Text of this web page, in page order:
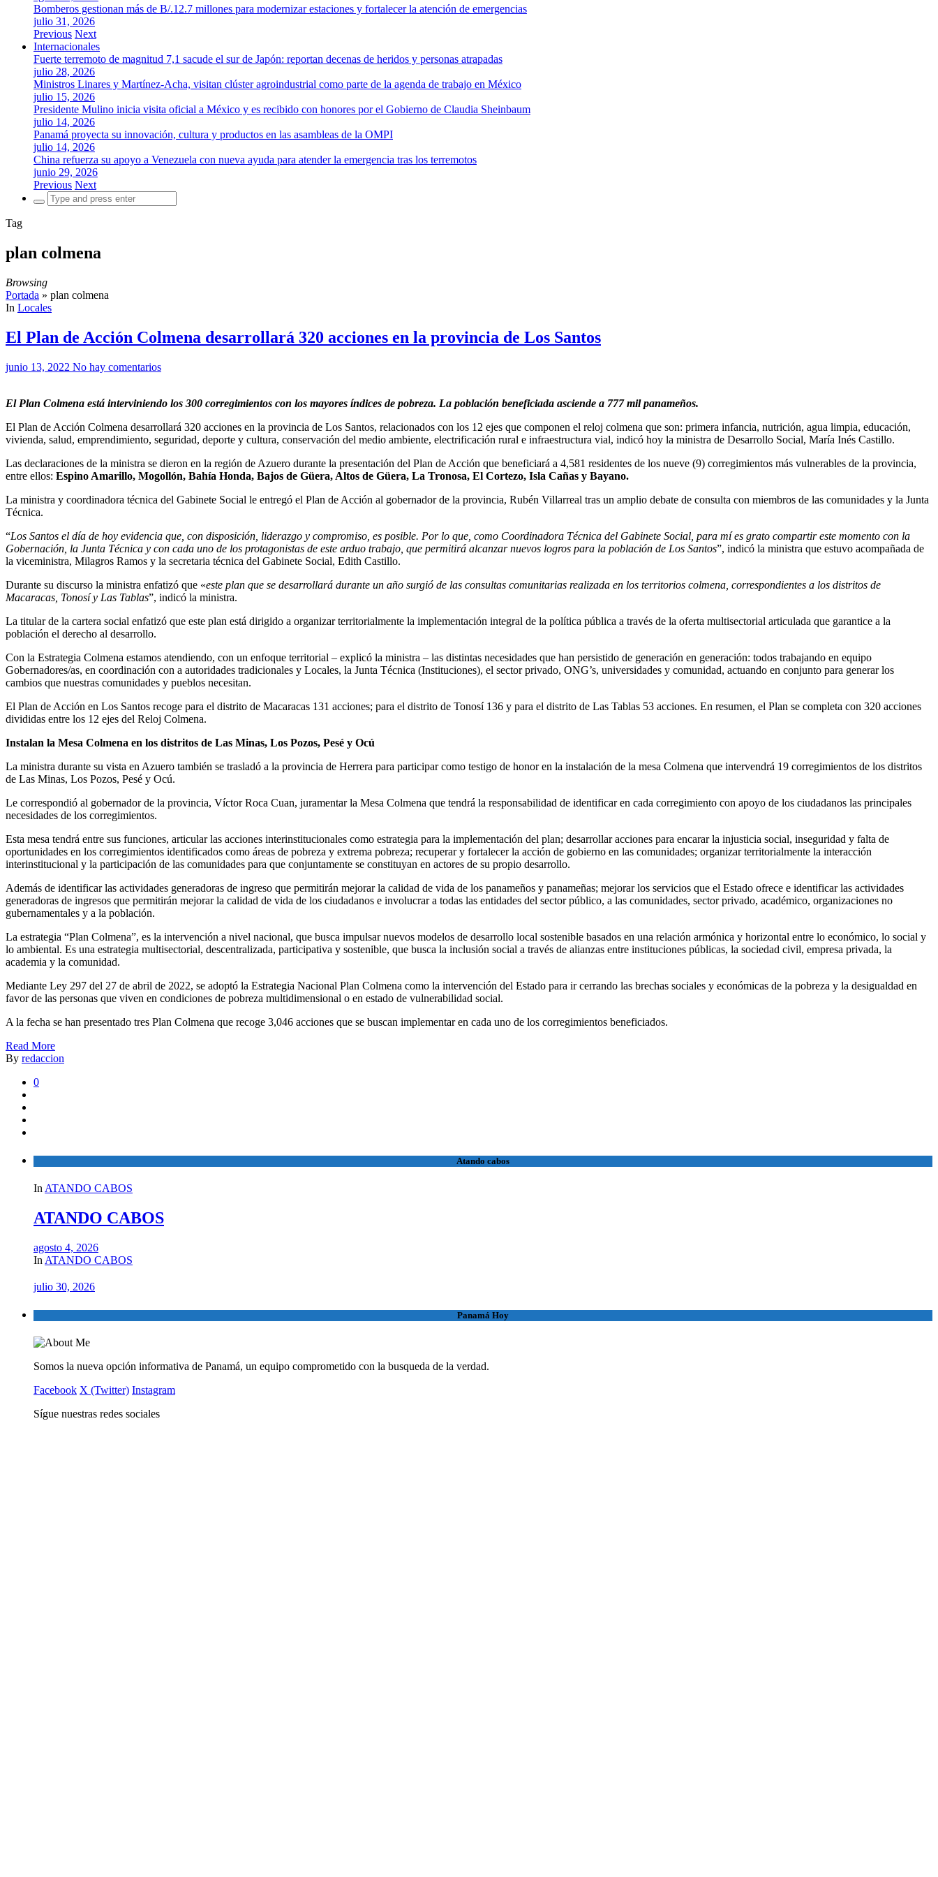
Bomberos gestionan más de B/.12.7 millones para modernizar estaciones y fortalecer la atención de emergencias
julio 31, 2026
Previous Next
Internacionales
Fuerte terremoto de magnitud 7,1 sacude el sur de Japón: reportan decenas de heridos y personas atrapadas
julio 28, 2026
Ministros Linares y Martínez-Acha, visitan clúster agroindustrial como parte de la agenda de trabajo en México
julio 15, 2026
Presidente Mulino inicia visita oficial a México y es recibido con honores por el Gobierno de Claudia Sheinbaum
julio 14, 2026
Panamá proyecta su innovación, cultura y productos en las asambleas de la OMPI
julio 14, 2026
China refuerza su apoyo a Venezuela con nueva ayuda para atender la emergencia tras los terremotos
junio 29, 2026
Previous Next
Search
for:
Tag
plan colmena
Browsing
Portada » plan colmena
In Locales
El Plan de Acción Colmena desarrollará 320 acciones en la provincia de Los Santos
junio 13, 2022 No hay comentarios
El Plan Colmena está interviniendo los 300 corregimientos con los mayores índices de pobreza. La población beneficiada asciende a 777 mil panameños.
El Plan de Acción Colmena desarrollará 320 acciones en la provincia de Los Santos, relacionados con los 12 ejes que componen el reloj colmena que son: primera infancia, nutrición, agua limpia, educación,
vivienda, salud, emprendimiento, seguridad, deporte y cultura, conservación del medio ambiente, electrificación rural e infraestructura vial, indicó hoy la ministra de Desarrollo Social, María Inés Castillo.
Las declaraciones de la ministra se dieron en la región de Azuero durante la presentación del Plan de Acción que beneficiará a 4,581 residentes de los nueve (9) corregimientos más vulnerables de la provincia,
entre ellos: Espino Amarillo, Mogollón, Bahía Honda, Bajos de Güera, Altos de Güera, La Tronosa, El Cortezo, Isla Cañas y Bayano.
La ministra y coordinadora técnica del Gabinete Social le entregó el Plan de Acción al gobernador de la provincia, Rubén Villarreal tras un amplio debate de consulta con miembros de las comunidades y la Junta
Técnica.
“Los Santos el día de hoy evidencia que, con disposición, liderazgo y compromiso, es posible. Por lo que, como Coordinadora Técnica del Gabinete Social, para mí es grato compartir este momento con la
Gobernación, la Junta Técnica y con cada uno de los protagonistas de este arduo trabajo, que permitirá alcanzar nuevos logros para la población de Los Santos”, indicó la ministra que estuvo acompañada de
la viceministra, Milagros Ramos y la secretaria técnica del Gabinete Social, Edith Castillo.
Durante su discurso la ministra enfatizó que «este plan que se desarrollará durante un año surgió de las consultas comunitarias realizada en los territorios colmena, correspondientes a los distritos de
Macaracas, Tonosí y Las Tablas”, indicó la ministra.
La titular de la cartera social enfatizó que este plan está dirigido a organizar territorialmente la implementación integral de la política pública a través de la oferta multisectorial articulada que garantice a la
población el derecho al desarrollo.
Con la Estrategia Colmena estamos atendiendo, con un enfoque territorial – explicó la ministra – las distintas necesidades que han persistido de generación en generación: todos trabajando en equipo
Gobernadores/as, en coordinación con a autoridades tradicionales y Locales, la Junta Técnica (Instituciones), el sector privado, ONG’s, universidades y comunidad, actuando en conjunto para generar los
cambios que nuestras comunidades y pueblos necesitan.
El Plan de Acción en Los Santos recoge para el distrito de Macaracas 131 acciones; para el distrito de Tonosí 136 y para el distrito de Las Tablas 53 acciones. En resumen, el Plan se completa con 320 acciones
divididas entre los 12 ejes del Reloj Colmena.
Instalan la Mesa Colmena en los distritos de Las Minas, Los Pozos, Pesé y Ocú
La ministra durante su vista en Azuero también se trasladó a la provincia de Herrera para participar como testigo de honor en la instalación de la mesa Colmena que intervendrá 19 corregimientos de los distritos
de Las Minas, Los Pozos, Pesé y Ocú.
Le correspondió al gobernador de la provincia, Víctor Roca Cuan, juramentar la Mesa Colmena que tendrá la responsabilidad de identificar en cada corregimiento con apoyo de los ciudadanos las principales
necesidades de los corregimientos.
Esta mesa tendrá entre sus funciones, articular las acciones interinstitucionales como estrategia para la implementación del plan; desarrollar acciones para encarar la injusticia social, inseguridad y falta de
oportunidades en los corregimientos identificados como áreas de pobreza y extrema pobreza; recuperar y fortalecer la acción de gobierno en las comunidades; organizar territorialmente la interacción
interinstitucional y la participación de las comunidades para que conjuntamente se constituyan en actores de su propio desarrollo.
Además de identificar las actividades generadoras de ingreso que permitirán mejorar la calidad de vida de los panameños y panameñas; mejorar los servicios que el Estado ofrece e identificar las actividades
generadoras de ingresos que permitirán mejorar la calidad de vida de los ciudadanos e involucrar a todas las entidades del sector público, a las comunidades, sector privado, académico, organizaciones no
gubernamentales y a la población.
La estrategia “Plan Colmena”, es la intervención a nivel nacional, que busca impulsar nuevos modelos de desarrollo local sostenible basados en una relación armónica y horizontal entre lo económico, lo social y
lo ambiental. Es una estrategia multisectorial, descentralizada, participativa y sostenible, que busca la inclusión social a través de alianzas entre instituciones públicas, la sociedad civil, empresa privada, la
academia y la comunidad.
Mediante Ley 297 del 27 de abril de 2022, se adoptó la Estrategia Nacional Plan Colmena como la intervención del Estado para ir cerrando las brechas sociales y económicas de la pobreza y la desigualdad en
favor de las personas que viven en condiciones de pobreza multidimensional o en estado de vulnerabilidad social.
A la fecha se han presentado tres Plan Colmena que recoge 3,046 acciones que se buscan implementar en cada uno de los corregimientos beneficiados.
Read More
By redaccion
0
Atando cabos
In ATANDO CABOS
ATANDO CABOS
agosto 4, 2026
In ATANDO CABOS
julio 30, 2026
Panamá Hoy
Somos la nueva opción informativa de Panamá, un equipo comprometido con la busqueda de la verdad.
Facebook X (Twitter) Instagram
Sígue nuestras redes sociales